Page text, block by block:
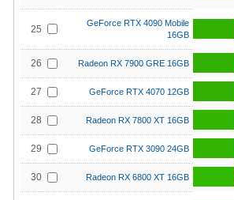
25
GeForce RTX 4090 Mobile
16GB
26 Radeon RX 7900 GRE 16GB
27 GeForce RTX 4070 12GB
28 Radeon RX 7800 XT 16GB
29 GeForce RTX 3090 24GB
30 Radeon RX 6800 XT 16GB